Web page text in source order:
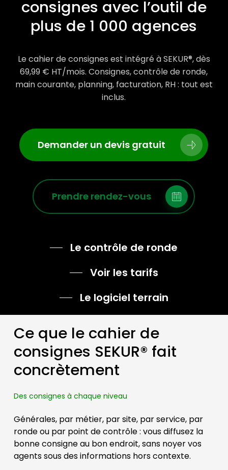
consignes avec l’outil de
plus de 1 000 agences
Le cahier de consignes est intégré à SEKUR®, dès
69,99 € HT/mois. Consignes, contrôle de ronde,
main courante, planning, facturation, RH : tout est
inclus.
Demander un devis gratuit
Prendre rendez-vous
Le contrôle de ronde
Voir les tarifs
Le logiciel terrain
Ce que le cahier de
consignes SEKUR® fait
concrètement
Des consignes à chaque niveau
Générales, par métier, par site, par service, par
ronde ou par point de contrôle : vous diffusez la
bonne consigne au bon endroit, sans noyer vos
agents sous des informations hors contexte.